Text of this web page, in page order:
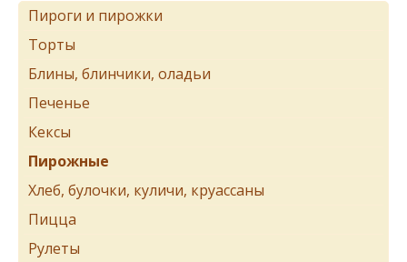
Пироги и пирожки
Торты
Блины, блинчики, оладьи
Печенье
Кексы
Пирожные
Хлеб, булочки, куличи, круассаны
Пицца
Рулеты